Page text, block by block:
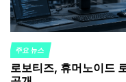
POSTED
IN
주요 뉴스
로보티즈, 휴머노이드